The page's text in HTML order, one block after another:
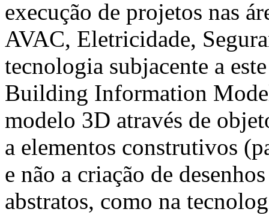
execução de projetos nas
AVAC, Eletricidade,
tecnologia subjacente a
Building Information
modelo 3D através de
a elementos construtivos
e não a criação de
abstratos, como na